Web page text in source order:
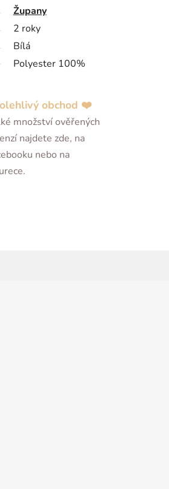
obchod ❤️
množství ověřených
najdete zde, na
nebo na
Župany
2 roky
Bílá
Polyester 100%